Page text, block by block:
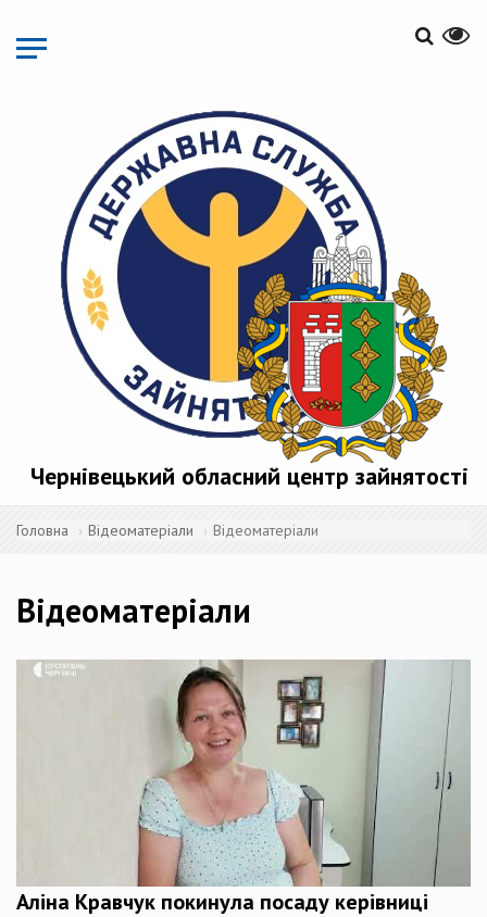
основного
матеріалу
Чернівецький обласний центр зайнятості
Головна Відеоматеріали Відеоматеріали
Відеоматеріали
Аліна Кравчук покинула посаду керівниці